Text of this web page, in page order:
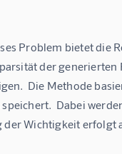
Problem bietet die
der
Die Methode
Dabei
der Wichtigkeit